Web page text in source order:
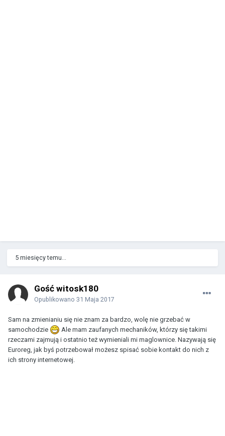
5 miesięcy temu...
Gość witosk180
Opublikowano 31 Maja 2017
Sam na zmienianiu się nie znam za bardzo, wolę nie grzebać w
samochodzie
Ale mam zaufanych mechaników, którzy się takimi
rzeczami zajmują i ostatnio też wymieniali mi maglownice. Nazywają się
Euroreg, jak byś potrzebował możesz spisać sobie kontakt do nich z
ich strony internetowej.